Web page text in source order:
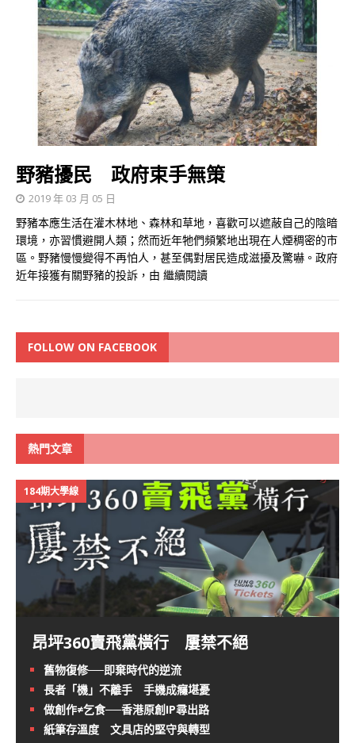
野豬擾民 政府束手無策
2019 年 03 月 05 日
野豬本應生活在灌木林地、森林和草地，喜歡可以遮蔽自己的陰暗
環境，亦習慣避開人類；然而近年牠們頻繁地出現在人煙稠密的市
區。野豬慢慢變得不再怕人，甚至偶對居民造成滋擾及驚嚇。政府
近年接獲有關野豬的投訴，由 繼續閱讀
FOLLOW ON FACEBOOK
熱門文章
184期大學線
昂坪360賣飛黨橫行 屢禁不絕
舊物復修──即棄時代的逆流
長者「機」不離手 手機成癮堪憂
做創作≠乞食──香港原創IP尋出路
紙筆存溫度 文具店的堅守與轉型